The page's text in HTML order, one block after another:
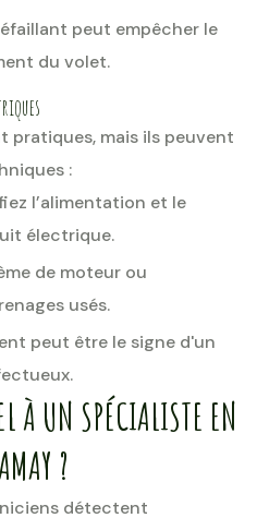
peut empêcher le
du volet.
pratiques, mais ils peuvent
:
l’alimentation et le
électrique.
de moteur ou
usés.
peut être le signe d'un
À UN SPÉCIALISTE EN
?
détectent